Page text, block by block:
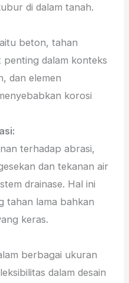
di dalam tanah.
beton, tahan
dalam konteks
dan elemen
korosi
terhadap abrasi,
dan tekanan air
drainase. Hal ini
tahan lama bahkan
keras.
berbagai ukuran
dalam desain